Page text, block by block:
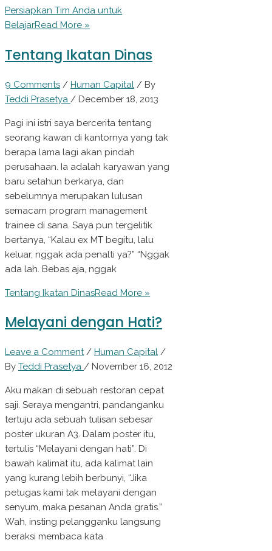
Persiapkan Tim Anda untuk
BelajarRead More »
Tentang Ikatan Dinas
9 Comments / Human Capital / By
Teddi Prasetya / December 18, 2013
Pagi ini istri saya bercerita tentang
seorang kawan di kantornya yang tak
berapa lama lagi akan pindah
perusahaan. Ia adalah karyawan yang
baru setahun berkarya, dan
sebelumnya merupakan lulusan
semacam program management
trainee di sana. Saya pun tergelitik
bertanya, “Kalau ex MT begitu, lalu
keluar, nggak ada penalti ya?” “Nggak
ada lah. Bebas aja, nggak
Tentang Ikatan DinasRead More »
Melayani dengan Hati?
Leave a Comment / Human Capital /
By Teddi Prasetya / November 16, 2012
Aku makan di sebuah restoran cepat
saji. Seraya mengantri, pandanganku
tertuju ada sebuah tulisan sebesar
poster ukuran A3. Dalam poster itu,
tertulis “Melayani dengan hati”. Di
bawah kalimat itu, ada kalimat lain
yang kurang lebih berbunyi, “Jika
petugas kami tak melayani dengan
senyum, maka pesanan Anda gratis.”
Wah, insting pelangganku langsung
beraksi membaca kata